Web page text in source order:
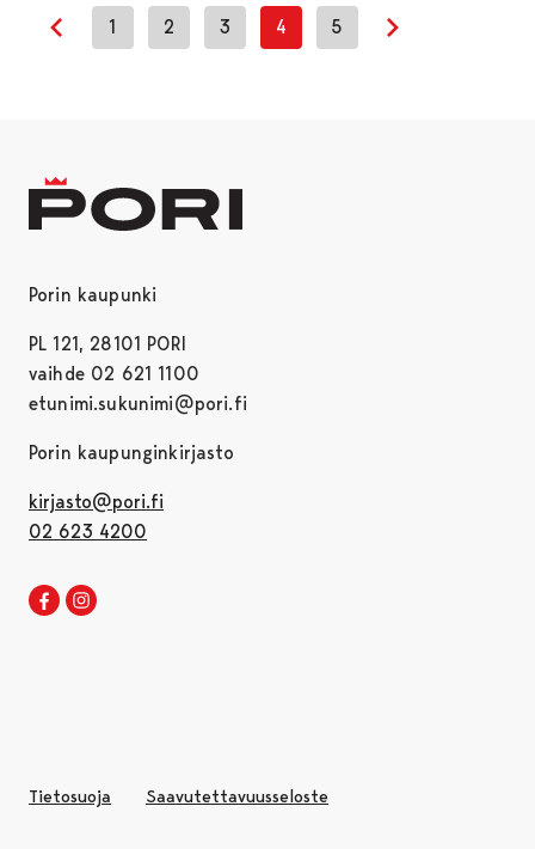
Previous page
1 2 3 4 5
Porin kaupunki
PL 121, 28101 PORI
vaihde 02 621 1100
etunimi.sukunimi@pori.fi
Porin kaupunginkirjasto
kirjasto@pori.fi
02 623 4200
Porin kirjaston Facebook
Avautuu uudessa välilehdessä
Tietosuoja Saavutettavuusseloste